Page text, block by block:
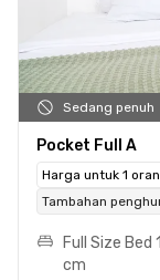
Sedang penuh
Pocket Full A
Harga untuk 1
Tambahan
Full Size
cm